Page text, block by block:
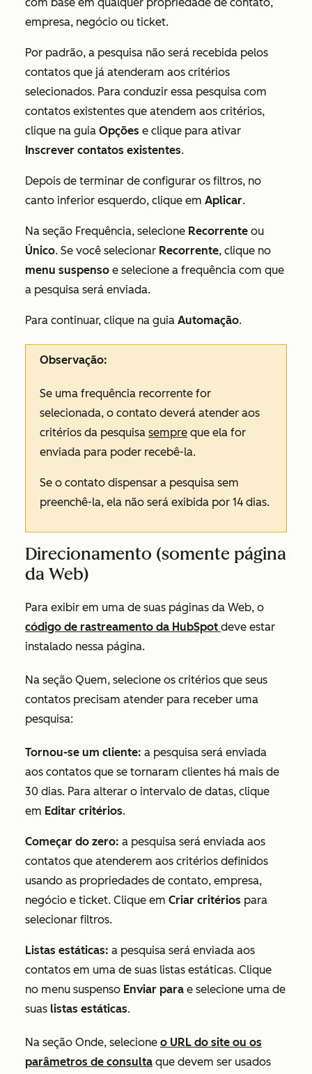
com base em qualquer propriedade de contato,
empresa, negócio ou ticket.
Por padrão, a pesquisa não será recebida pelos
contatos que já atenderam aos critérios
selecionados. Para conduzir essa pesquisa com
contatos existentes que atendem aos critérios,
clique na guia Opções e clique para ativar
Inscrever contatos existentes.
Depois de terminar de configurar os filtros, no
canto inferior esquerdo, clique em Aplicar.
Na seção Frequência, selecione Recorrente ou
Único. Se você selecionar Recorrente, clique no
menu suspenso e selecione a frequência com que
a pesquisa será enviada.
Para continuar, clique na guia Automação.
Observação:
Se uma frequência recorrente for
selecionada, o contato deverá atender aos
critérios da pesquisa sempre que ela for
enviada para poder recebê-la.
Se o contato dispensar a pesquisa sem
preenchê-la, ela não será exibida por 14 dias.
Direcionamento (somente página
da Web)
Para exibir em uma de suas páginas da Web, o
código de rastreamento da HubSpot deve estar
instalado nessa página.
Na seção Quem, selecione os critérios que seus
contatos precisam atender para receber uma
pesquisa:
Tornou-se um cliente: a pesquisa será enviada
aos contatos que se tornaram clientes há mais de
30 dias. Para alterar o intervalo de datas, clique
em Editar critérios.
Começar do zero: a pesquisa será enviada aos
contatos que atenderem aos critérios definidos
usando as propriedades de contato, empresa,
negócio e ticket. Clique em Criar critérios para
selecionar filtros.
Listas estáticas: a pesquisa será enviada aos
contatos em uma de suas listas estáticas. Clique
no menu suspenso Enviar para e selecione uma de
suas listas estáticas.
Na seção Onde, selecione o URL do site ou os
parâmetros de consulta que devem ser usados